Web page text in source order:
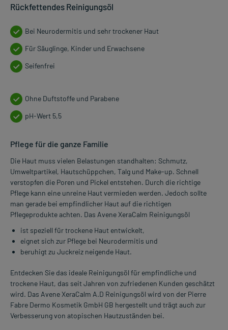
Rückfettendes Reinigungsöl
Bei Neurodermitis und sehr trockener Haut
Für Säuglinge, Kinder und Erwachsene
Seifenfrei
Ohne Duftstoffe und Parabene
pH-Wert 5,5
Pflege für die ganze Familie
Die Haut muss vielen Belastungen standhalten: Schmutz,
Umweltpartikel, Hautschüppchen, Talg und Make-up. Schnell
verstopfen die Poren und Pickel entstehen. Durch die richtige
Pflege kann eine unreine Haut vermieden werden. Jedoch sollte
man gerade bei empfindlicher Haut auf die richtigen
Pflegeprodukte achten. Das Avene XeraCalm Reinigungsöl
ist speziell für trockene Haut entwickelt,
eignet sich zur Pflege bei Neurodermitis und
beruhigt zu Juckreiz neigende Haut.
Entdecken Sie das ideale Reinigungsöl für empfindliche und
trockene Haut, das seit Jahren von zufriedenen Kunden geschätzt
wird. Das Avene XeraCalm A.D Reinigungsöl wird von der Pierre
Fabre Dermo Kosmetik GmbH GB hergestellt und trägt auch zur
Verbesserung von atopischen Hautzuständen bei.